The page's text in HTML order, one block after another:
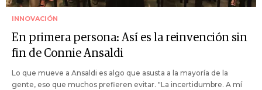
INNOVACIÓN
En primera persona: Así es la reinvención sin
fin de Connie Ansaldi
Lo que mueve a Ansaldi es algo que asusta a la mayoría de la
gente, eso que muchos prefieren evitar. "La incertidumbre. A mí